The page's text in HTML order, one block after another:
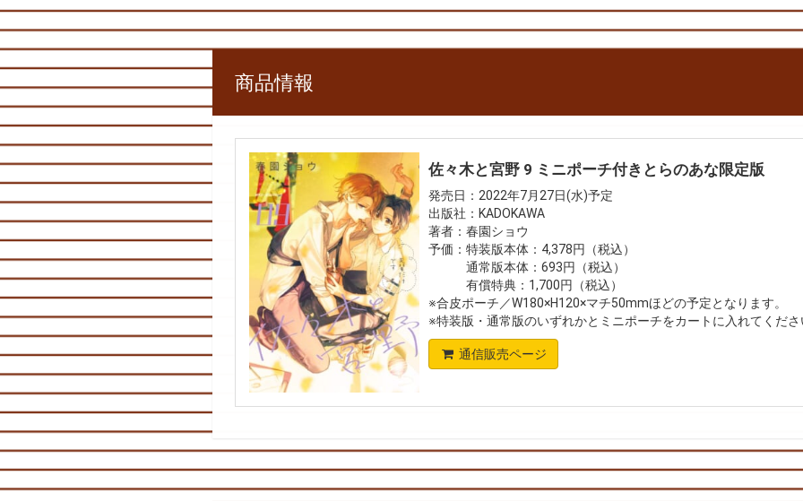
商品情報
佐々木と宮野 9 ミニポーチ付きとらのあな限定版
発売日：2022年7月27日(水)予定
出版社：KADOKAWA
著者：春園ショウ
予価：特装版本体：4,378円（税込）
通常版本体：693円（税込）
有償特典：1,700円（税込）
※合皮ポーチ／W180×H120×マチ50mmほどの予定となります。
※特装版・通常版のいずれかとミニポーチをカートに入れてくださ
通信販売ページ